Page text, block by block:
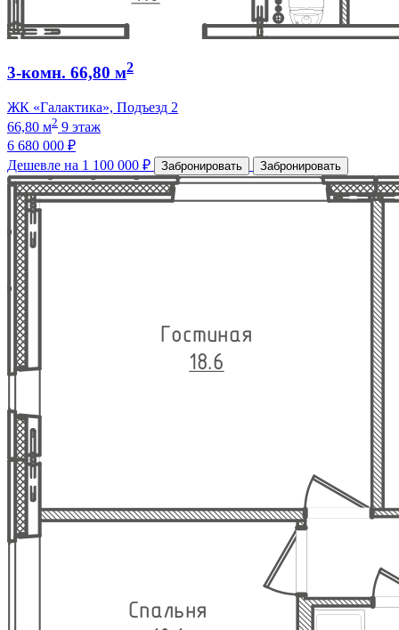
3-комн. 66,80 м2
ЖК «Галактика», Подъезд 2
66,80 м2 9 этаж
6 680 000 ₽
Дешевле на 1 100 000 ₽
Забронировать Забронировать